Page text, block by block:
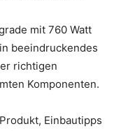
mit 760 Watt
beeindruckendes
richtigen
Komponenten.
Einbautipps